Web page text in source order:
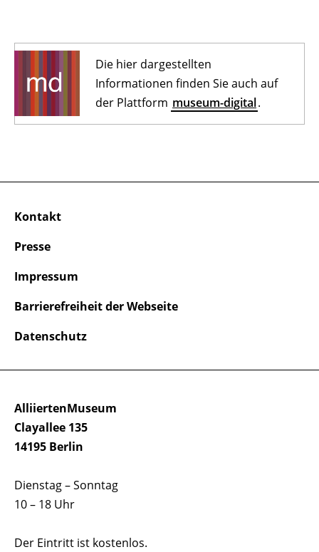
Die hier dargestellten
Informationen finden Sie auch auf
der Plattform museum-digital.
AlliiertenMuseum
Clayallee 135
14195 Berlin
Dienstag – Sonntag
10 – 18 Uhr
Der Eintritt ist kostenlos.
Kontakt
Presse
Impressum
Barrierefreiheit der Webseite
Datenschutz